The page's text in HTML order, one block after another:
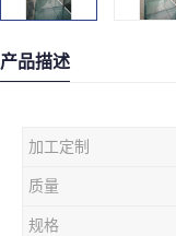
产品描述
加工定制
质量
规格